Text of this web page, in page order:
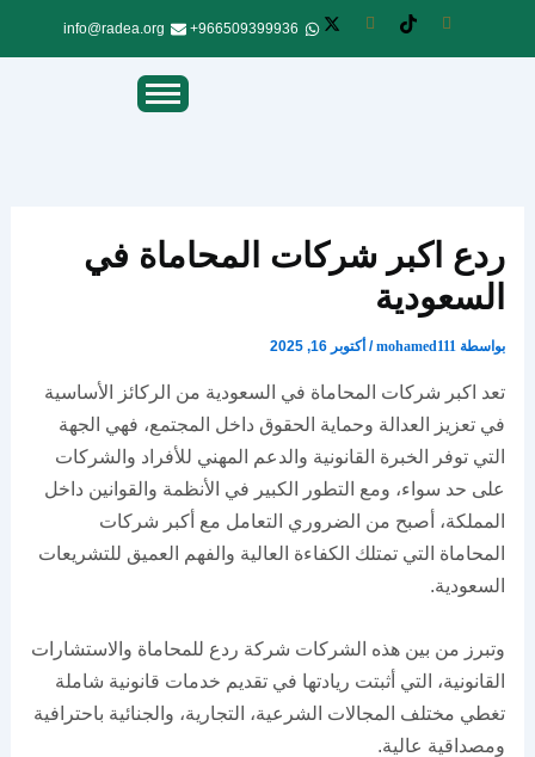
966509399936+
info@radea.org
ردع اكبر شركات المحاماة في
السعودية
بواسطة mohamed111
/ أكتوبر 16, 2025
تعد اكبر شركات المحاماة في السعودية من الركائز الأساسية
في تعزيز العدالة وحماية الحقوق داخل المجتمع، فهي الجهة
التي توفر الخبرة القانونية والدعم المهني للأفراد والشركات
على حد سواء، ومع التطور الكبير في الأنظمة والقوانين داخل
المملكة، أصبح من الضروري التعامل مع أكبر شركات
المحاماة التي تمتلك الكفاءة العالية والفهم العميق للتشريعات
السعودية.
وتبرز من بين هذه الشركات شركة ردع للمحاماة والاستشارات
القانونية، التي أثبتت ريادتها في تقديم خدمات قانونية شاملة
تغطي مختلف المجالات الشرعية، التجارية، والجنائية باحترافية
ومصداقية عالية.